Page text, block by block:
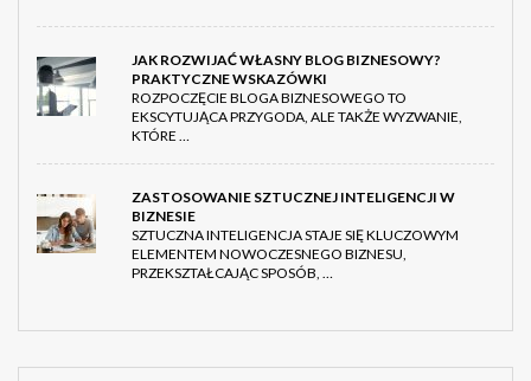
JAK ROZWIJAĆ WŁASNY BLOG BIZNESOWY?
PRAKTYCZNE WSKAZÓWKI
ROZPOCZĘCIE BLOGA BIZNESOWEGO TO
EKSCYTUJĄCA PRZYGODA, ALE TAKŻE WYZWANIE,
KTÓRE …
ZASTOSOWANIE SZTUCZNEJ INTELIGENCJI W
BIZNESIE
SZTUCZNA INTELIGENCJA STAJE SIĘ KLUCZOWYM
ELEMENTEM NOWOCZESNEGO BIZNESU,
PRZEKSZTAŁCAJĄC SPOSÓB, …